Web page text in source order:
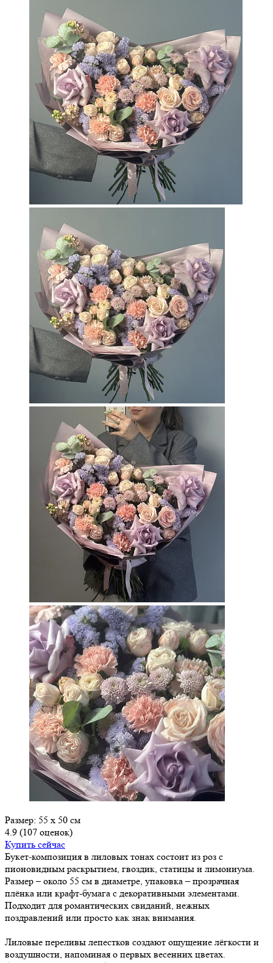
Размер: 55 х 50 см
4.9 (107 оценок)
Купить сейчас
Букет-композиция в лиловых тонах состоит из роз с
пионовидным раскрытием, гвоздик, статицы и лимониума.
Размер – около 55 см в диаметре, упаковка – прозрачная
плёнка или крафт-бумага с декоративными элементами.
Подходит для романтических свиданий, нежных
поздравлений или просто как знак внимания.
Лиловые переливы лепестков создают ощущение лёгкости и
воздушности, напоминая о первых весенних цветах.